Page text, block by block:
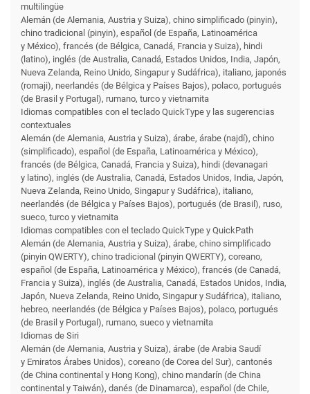
multilingüe
Alemán (de Alemania, Austria y Suiza), chino simplificado (pinyin),
chino tradicional (pinyin), español (de España, Latinoamérica
y México), francés (de Bélgica, Canadá, Francia y Suiza), hindi
(latino), inglés (de Australia, Canadá, Estados Unidos, India, Japón,
Nueva Zelanda, Reino Unido, Singapur y Sudáfrica), italiano, japonés
(romaji), neerlandés (de Bélgica y Países Bajos), polaco, portugués
(de Brasil y Portugal), rumano, turco y vietnamita
Idiomas compatibles con el teclado QuickType y las sugerencias
contextuales
Alemán (de Alemania, Austria y Suiza), árabe, árabe (najdí), chino
(simplificado), español (de España, Latinoamérica y México),
francés (de Bélgica, Canadá, Francia y Suiza), hindi (devanagari
y latino), inglés (de Australia, Canadá, Estados Unidos, India, Japón,
Nueva Zelanda, Reino Unido, Singapur y Sudáfrica), italiano,
neerlandés (de Bélgica y Países Bajos), portugués (de Brasil), ruso,
sueco, turco y vietnamita
Idiomas compatibles con el teclado QuickType y QuickPath
Alemán (de Alemania, Austria y Suiza), árabe, chino simplificado
(pinyin QWERTY), chino tradicional (pinyin QWERTY), coreano,
español (de España, Latinoamérica y México), francés (de Canadá,
Francia y Suiza), inglés (de Australia, Canadá, Estados Unidos, India,
Japón, Nueva Zelanda, Reino Unido, Singapur y Sudáfrica), italiano,
hebreo, neerlandés (de Bélgica y Países Bajos), polaco, portugués
(de Brasil y Portugal), rumano, sueco y vietnamita
Idiomas de Siri
Alemán (de Alemania, Austria y Suiza), árabe (de Arabia Saudí
y Emiratos Árabes Unidos), coreano (de Corea del Sur), cantonés
(de China continental y Hong Kong), chino mandarín (de China
continental y Taiwán), danés (de Dinamarca), español (de Chile,